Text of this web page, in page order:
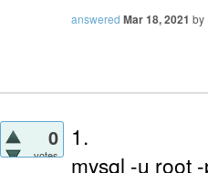
answered Mar 18, 2021 by
0
votes
1.
mysql -u root